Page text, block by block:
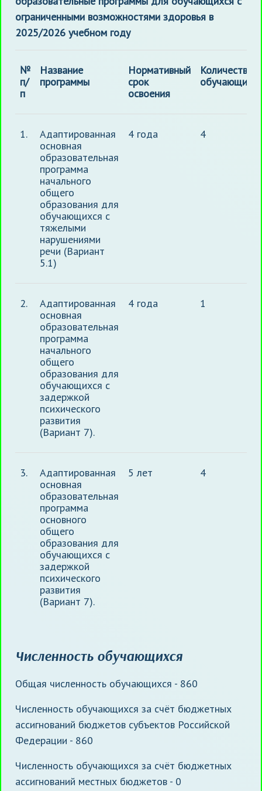
ограниченными возможностями здоровья в
2025/2026 учебном году
№
п/
п
Название
программы
Нормативный
срок
освоения
Количество
обучающихся
1.
Адаптированная
основная
образовательная
программа
начального
общего
образования для
обучающихся с
тяжелыми
нарушениями
речи (Вариант
5.1)
4 года 4
2.
Адаптированная
основная
образовательная
программа
начального
общего
образования для
обучающихся с
задержкой
психического
развития
(Вариант 7).
4 года 1
3.
Адаптированная
основная
образовательная
программа
основного
общего
образования для
обучающихся с
задержкой
психического
развития
(Вариант 7).
5 лет 4
Численность обучающихся
Общая численность обучающихся - 860
Численность обучающихся за счёт бюджетных
ассигнований бюджетов субъектов Российской
Федерации - 860
Численность обучающихся за счёт бюджетных
ассигнований местных бюджетов - 0